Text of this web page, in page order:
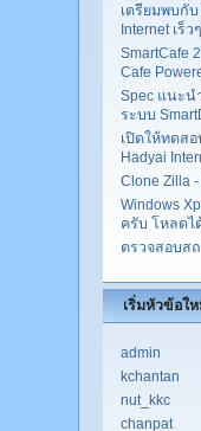
เตรียมพบกั
Internet เร็ว
SmartCafe
Cafe
Spec แนะน
ระบบ
เปิดให้ทดสอ
Hadyai
Clone Zilla
Windows
ครับ โหลดไ
ตรวจสอบส
เริ่มหัวข้อใ
admin
kchantan
nut_kkc
chanpat